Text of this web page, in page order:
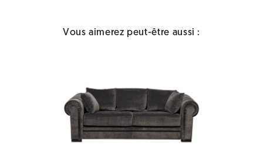
Vous aimerez peut-être aussi :